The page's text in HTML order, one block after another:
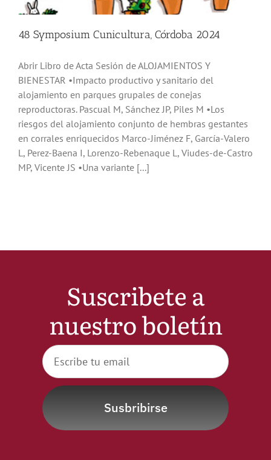
Noticias
Contactar
WooCommerce My Account
48 Symposium Cunicultura, Córdoba 2024
Abrir Libro de Acta Sesión de ALOJAMIENTOS Y
BIENESTAR •Impacto productivo y sanitario del
alojamiento en parques grupales de conejas
reproductoras. Pascual M, Sánchez JP, Piles M •Los
riesgos del alojamiento conjunto de hembras gestantes
en corrales enriquecidos Marco-Jiménez F, García-Valero
L, Perez-Baena I, Lorenzo-Rebenaque L, Viudes-de-Castro
MP, Vicente JS •Una variante [...]
Suscribete a
nuestro boletín
Susbribirse